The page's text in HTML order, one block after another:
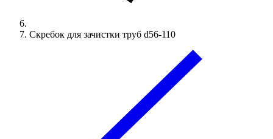
Скребок для зачистки труб d56-110